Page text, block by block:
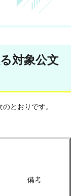
対象公文
とおりです。
備考